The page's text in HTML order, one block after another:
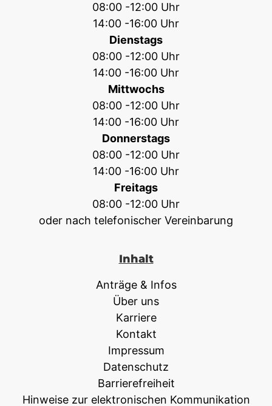
08:00 -12:00 Uhr
14:00 -16:00 Uhr
Dienstags
08:00 -12:00 Uhr
14:00 -16:00 Uhr
Mittwochs
08:00 -12:00 Uhr
14:00 -16:00 Uhr
Donnerstags
08:00 -12:00 Uhr
14:00 -16:00 Uhr
Freitags
08:00 -12:00 Uhr
oder nach telefonischer Vereinbarung
Inhalt
Anträge & Infos
Über uns
Karriere
Kontakt
Impressum
Datenschutz
Barrierefreiheit
Hinweise zur elektronischen Kommunikation